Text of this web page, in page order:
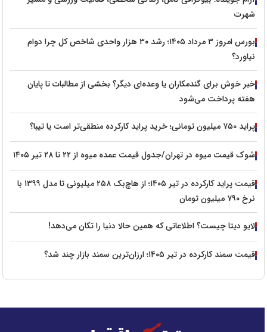
شهرت
بورس امروز ۳ مرداد ۱۴۰۵؛ رشد ۳۰ هزار واحدی شاخص کل چرا دوام
نیاورد؟
خبر خوش برای گندمکاران یا وعده‌ای دیگر؟ بخشی از مطالبات تا پایان
هفته پرداخت می‌شود
پراید ۷۵۰ میلیون تومانی؛ خرید پراید کارکرده منطقی‌تر است یا تیبا؟
شوک قیمت میوه در تهران/جدول قیمت عمده میوه از ۲۲ تا ۲۸ تیر ۱۴۰۵
قیمت پراید کارکرده در تیر ۱۴۰۵؛ از هاچ‌بک ۲۵۸ میلیونی تا مدل ۱۳۹۹ با
نرخ ۷۹۰ میلیون تومان
لایو دیتا چیست؟ اطلاعاتی که همین حالا دنیا را تکان می‌دهد!
قیمت سمند کارکرده در تیر ۱۴۰۵؛ ارزان‌ترین سمند بازار چند شد؟